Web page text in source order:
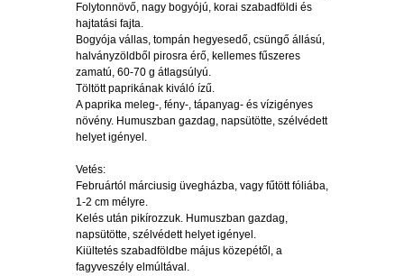
Folytonnövő, nagy bogyójú, korai szabadföldi és
hajtatási fajta.
Bogyója vállas, tompán hegyesedő, csüngő állású,
halványzöldből pirosra érő, kellemes fűszeres
zamatú, 60-70 g átlagsúlyú.
Töltött paprikának kiváló ízű.
A paprika meleg-, fény-, tápanyag- és vízigényes
növény. Humuszban gazdag, napsütötte, szélvédett
helyet igényel.
Vetés:
Februártól márciusig üvegházba, vagy fűtött fóliába,
1-2 cm mélyre.
Kelés után pikírozzuk. Humuszban gazdag,
napsütötte, szélvédett helyet igényel.
Kiültetés szabadföldbe május közepétől, a
fagyveszély elmúltával.